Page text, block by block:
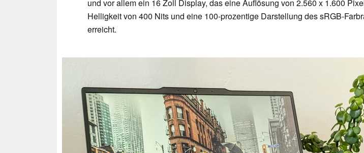
und vor allem ein 16 Zoll Display, das eine Auflösung von 2.560 x 1.600
Helligkeit von 400 Nits und eine 100-prozentige Darstellung des sRGB-
erreicht.